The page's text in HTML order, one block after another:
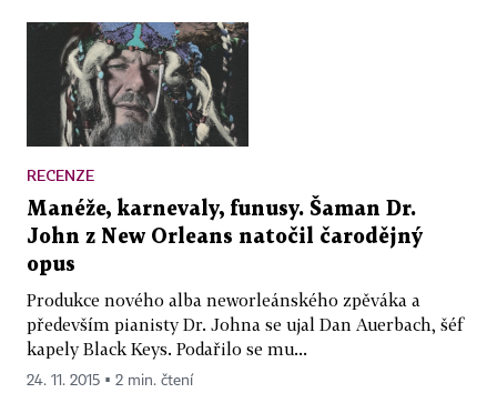
RECENZE
Manéže, karnevaly, funusy. Šaman Dr.
John z New Orleans natočil čarodějný
opus
Produkce nového alba neworleánského zpěváka a
především pianisty Dr. Johna se ujal Dan Auerbach, šéf
kapely Black Keys. Podařilo se mu...
24. 11. 2015 ▪ 2 min. čtení